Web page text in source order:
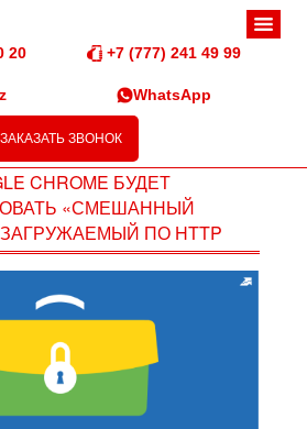
20 +7 (777) 241 49 99
WhatsApp
ЗАКАЗАТЬ ЗВОНОК
CHROME БУДЕТ
«СМЕШАННЫЙ
ПО HTTP